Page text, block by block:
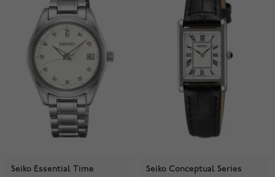
Seiko Essential Time
Seiko Conceptual Series